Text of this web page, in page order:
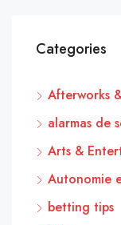
Categories
Afterworks
alarmas de
Arts &
Autonomie
betting tips